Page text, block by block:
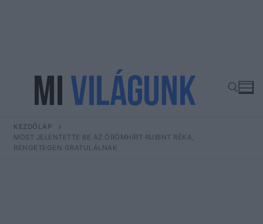
tartalomra
Keresése:
KEZDŐLAP
MOST JELENTETTE BE AZ ÖRÖMHÍRT RUBINT RÉKA,
RENGETEGEN GRATULÁLNAK